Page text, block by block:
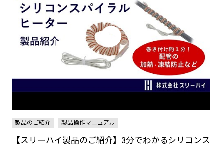
製品のご紹介 製品操作マニュアル
【スリーハイ製品のご紹介】3分でわかるシリコンス